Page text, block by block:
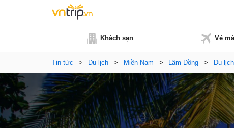
Khách sạn Vé
Tin tức > Du lịch > Miền Nam > Lâm Đồng > Du